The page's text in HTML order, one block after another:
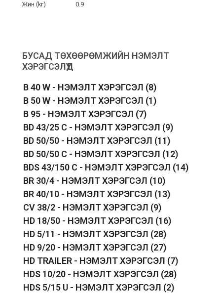
Жин (kг)
0.9
БУСАД ТӨХӨӨРӨМЖИЙН НЭМЭЛТ
ХЭРЭГСЭЛҮҮД
B 40 W - НЭМЭЛТ ХЭРЭГСЭЛ (8)
B 50 W - НЭМЭЛТ ХЭРЭГСЭЛ (1)
B 95 - НЭМЭЛТ ХЭРЭГСЭЛ (7)
BD 43/25 C - НЭМЭЛТ ХЭРЭГСЭЛ (9)
BD 50/50 - НЭМЭЛТ ХЭРЭГСЭЛ (11)
BD 50/50 C - НЭМЭЛТ ХЭРЭГСЭЛ (12)
BDS 43/150 C - НЭМЭЛТ ХЭРЭГСЭЛ (14)
BR 30/4 - НЭМЭЛТ ХЭРЭГСЭЛ (10)
BR 40/10 - НЭМЭЛТ ХЭРЭГСЭЛ (13)
CV 38/2 - НЭМЭЛТ ХЭРЭГСЭЛ (9)
HD 18/50 - НЭМЭЛТ ХЭРЭГСЭЛ (16)
HD 5/11 - НЭМЭЛТ ХЭРЭГСЭЛ (28)
HD 9/20 - НЭМЭЛТ ХЭРЭГСЭЛ (27)
HD TRAILER - НЭМЭЛТ ХЭРЭГСЭЛ (7)
HDS 10/20 - НЭМЭЛТ ХЭРЭГСЭЛ (28)
HDS 5/15 U - НЭМЭЛТ ХЭРЭГСЭЛ (2)